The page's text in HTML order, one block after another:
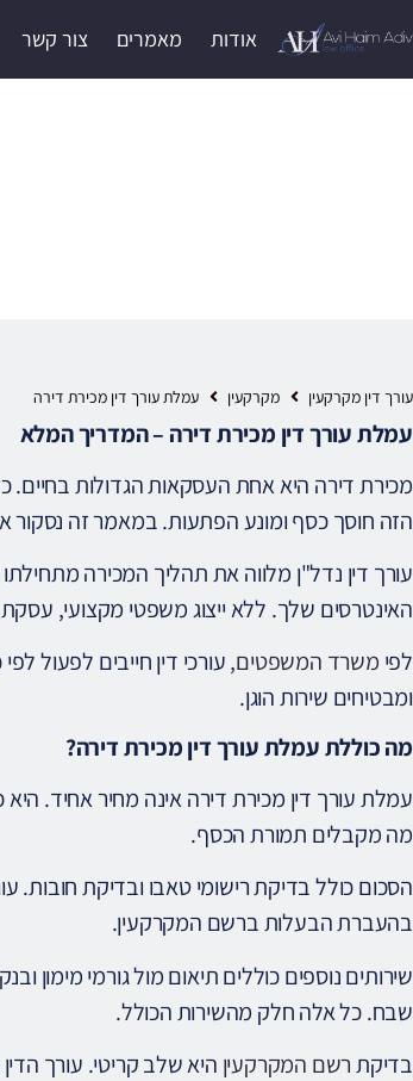
אודות מאמרים צור קשר
עורך דין מקרקעין מקרקעין עמלת עורך דין מכירת דירה
עמלת עורך דין מכירת דירה – המדריך המלא
מכירת דירה היא אחת העסקאות הגדולות בחיים.
הזה חוסך כסף ומונע הפתעות. במאמר זה נסקור
עורך דין נדל"ן מלווה את תהליך המכירה
האינטרסים שלך. ללא ייצוג משפטי מקצועי,
לפי משרד המשפטים, עורכי דין חייבים לפעול
ומבטיחים שירות הוגן.
מה כוללת עמלת עורך דין מכירת דירה?
עמלת עורך דין מכירת דירה אינה מחיר אחיד.
מה מקבלים תמורת הכסף.
הסכום כולל בדיקת רישומי טאבו ובדיקת
בהעברת הבעלות ברשם המקרקעין.
שירותים נוספים כוללים תיאום מול גורמי מימון
שבח. כל אלה חלק מהשירות הכולל.
בדיקתרשם המקרקעין היא שלב קריטי. עורך